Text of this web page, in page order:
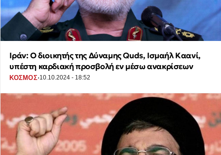
Ιράν: Ο διοικητής της Δύναμης Quds, Ισμαήλ Καανί,
υπέστη καρδιακή προσβολή εν μέσω ανακρίσεων
ΚΟΣΜΟΣ·10.10.2024 - 18:52